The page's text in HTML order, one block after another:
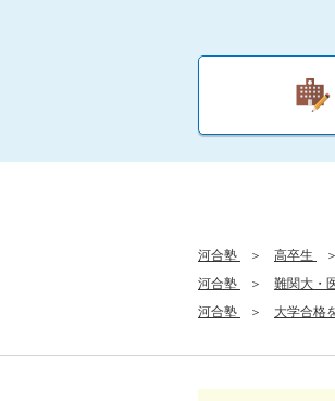
河合塾 高卒生
河合塾
難関大・
河合塾
大学合格